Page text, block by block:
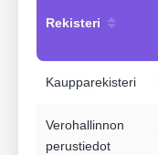
Rekisteri
Kaupparekisteri
Verohallinnon
perustiedot